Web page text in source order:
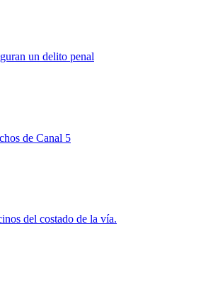
un delito penal
de Canal 5
del costado de la vía.